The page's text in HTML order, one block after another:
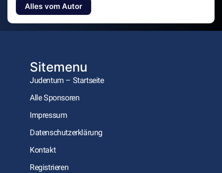
Alles vom Autor
Sitemenu
Judentum – Startseite
Alle Sponsoren
Impressum
Datenschutzerklärung
Kontakt
Registrieren